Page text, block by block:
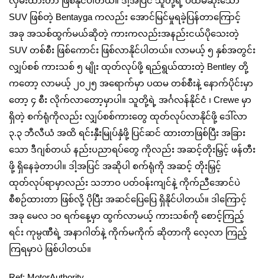
SUV ဖြစ်တဲ့ Bentayga ကလည်း အောင်မြင်မှုရခဲ့ပြန်တာကြောင့်
အခု အသစ်ထွက်မယ်ဆိုတဲ့ ကားကလည်းအနည်းငယ်ပိုသေးတဲ့
SUV တစ်စီး ဖြစ်ကောင်း ဖြစ်လာနိုင်ပါတယ်။ လာမယ့် ၅ နှစ်အတွင်း
လျှပ်စစ် ကားသစ် ၅ မျိုး ထုတ်လုပ်ဖို့ ရည်ရွယ်ထားတဲ့ Bentley တို့
ကတော့ လာမယ့် ၂၀၂၅ အရောက်မှာ ပထမ တစ်စီးနဲ့ နောက်ပိုင်းမှာ
တော့ ၄ စီး လိုက်လာတော့မှာပါ။ သူတို့ရဲ့ အင်္ဂလန်နိုင်ငံ ၊ Crewe မှာ
ရှိတဲ့ စက်ရုံကိုလည်း လျှပ်စစ်ကားတွေ ထုတ်လုပ်လာနိုင်ဖို့ ‌ဒေါ်လာ
၃.၃ ဘီလီယံ အထိ ရင်းနှီးမြုပ်နှံဖို့ ပြင်ဆင် ထားတာဖြစ်ပြီး အခြား
သော ဒီဂျစ်တယ် နည်းပညာရပ်တွေ ကိုလည်း အဆင့်တိုးမြှင့် ဖန်တီး
ဖို့ ရှိနေခဲ့တာပါ။ ဒါ့အပြင် အဆိုပါ စက်ရုံကို အဆင့် တိုးမြှင့်
ထုတ်လုပ်ရာမှာလည်း သဘာဝ ပတ်ဝန်းကျင်နဲ့ ကိုက်ညီအောင်ပဲ
စီစဉ်ထားတာ ဖြစ်လို့ ပိုပြီး အဆင်ပြေပြေ ရှိနိုင်ပါတယ်။ ဒါကြောင့်
အခု မေလ ၁၀ ရက်နေ့မှာ ထွက်လာမယ့် ကားသစ်ကို စောင့်ကြည့်
ရင်း ကုမ္ပဏီရဲ့ အနာဂါတ်နဲ့ ကိုက်မကိုက် ဆိုတာကို လေ့လာ ကြည့်
ကြရမှာပဲ ဖြစ်ပါတယ်။